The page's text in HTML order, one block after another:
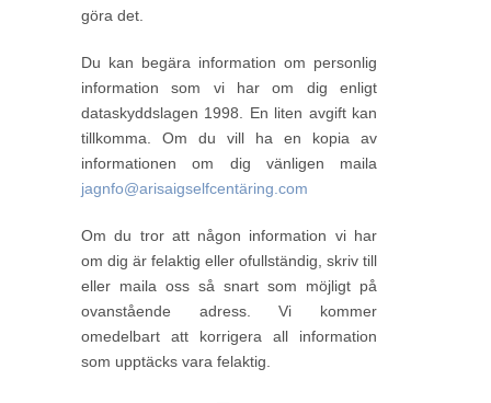
göra det.
Du kan begära information om personlig
information som vi har om dig enligt
dataskyddslagen 1998. En liten avgift kan
tillkomma. Om du vill ha en kopia av
informationen om dig vänligen maila
jagnfo@arisaigselfcentäring.com
Om du tror att någon information vi har
om dig är felaktig eller ofullständig, skriv till
eller maila oss så snart som möjligt på
ovanstående adress. Vi kommer
omedelbart att korrigera all information
som upptäcks vara felaktig.